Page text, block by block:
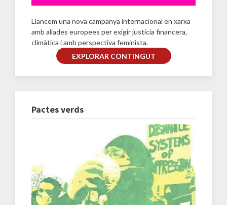
Llancem una nova campanya internacional en xarxa
amb aliades europees per exigir justícia financera,
climàtica i amb perspectiva feminista.
EXPLORAR CONTINGUT
Pactes verds